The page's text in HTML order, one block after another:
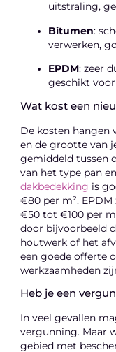
uitstraling,
Bitumen:
verwerken,
EPDM: zeer
geschikt
Wat kost een
De kosten hangen
en de grootte van
gemiddeld tussen
van het type pan
dakbedekking is
€80 per m².
€50 tot €100 per
door bijvoorbeeld
houtwerk of het
een goede offerte
werkzaamheden
Heb je een
In veel gevallen
vergunning. Maar
gebied met